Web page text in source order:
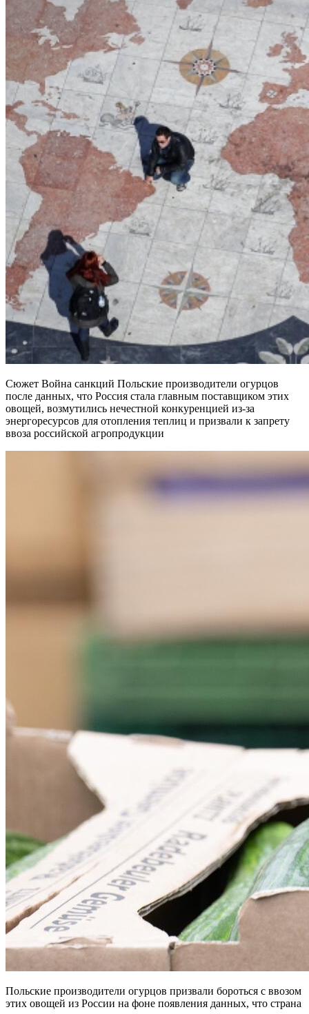
Сюжет Война санкций Польские производители огурцов
после данных, что Россия стала главным поставщиком этих
овощей, возмутились нечестной конкуренцией из-за
энергоресурсов для отопления теплиц и призвали к запрету
ввоза российской агропродукции
Польские производители огурцов призвали бороться с ввозом
этих овощей из России на фоне появления данных, что страна